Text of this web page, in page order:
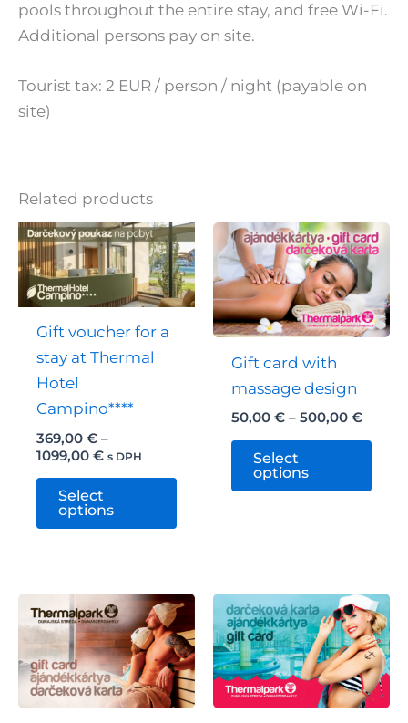
pools throughout the entire stay, and free Wi-Fi.
Additional persons pay on site.
Tourist tax: 2 EUR / person / night (payable on
site)
Related products
Gift voucher for a
stay at Thermal
Hotel
Campino****
369,00€ –
1099,00€Price
through
s DPH
Select
options
This
has
The
options
may
be
chosen
Gift card with
massage design
50,00€ – 500,00€Price
Select
options
This
has
may
be
on